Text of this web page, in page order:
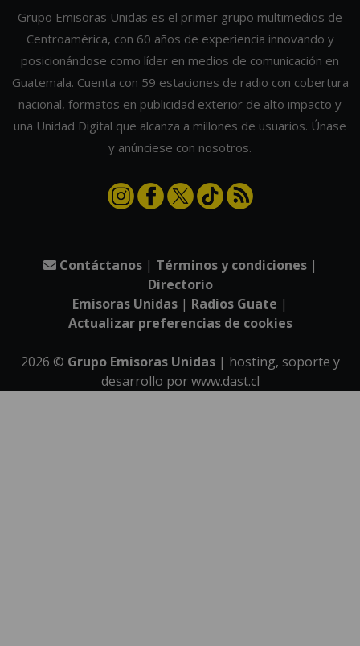
Grupo Emisoras Unidas es el primer grupo multimedios de
Centroamérica, con 60 años de experiencia innovando y
posicionándose como líder en medios de comunicación en
Guatemala. Cuenta con 59 estaciones de radio con cobertura
nacional, formatos en publicidad exterior de alto impacto y
una Unidad Digital que alcanza a millones de usuarios. Únase
y anúnciese con nosotros.
Contáctanos| Términos y condiciones|
Directorio
Emisoras Unidas | Radios Guate |
Actualizar preferencias de cookies
2026 © Grupo Emisoras Unidas| hosting, soporte y
desarrollo porwww.dast.cl